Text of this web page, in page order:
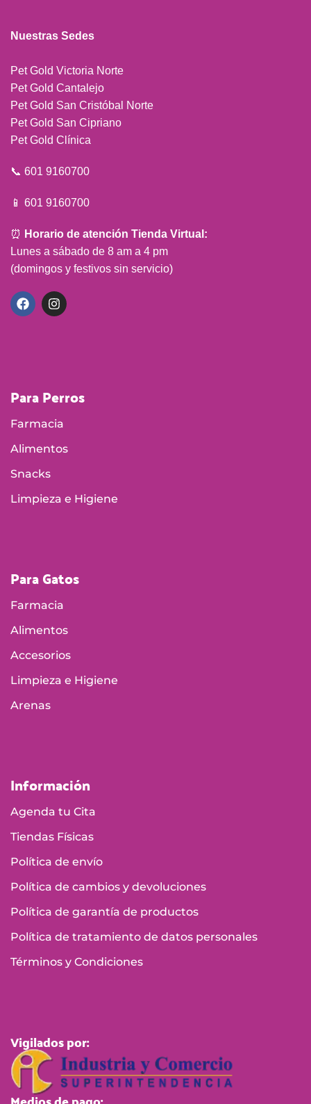
Nuestras Sedes
Pet Gold Victoria Norte
Pet Gold Cantalejo
Pet Gold San Cristóbal Norte
Pet Gold San Cipriano
Pet Gold Clínica
📞 601 9160700
📱 601 9160700
⏰ Horario de atención Tienda Virtual:
Lunes a sábado de 8 am a 4 pm
(domingos y festivos sin servicio)
Para Perros
Farmacia
Alimentos
Snacks
Limpieza e Higiene
Para Gatos
Farmacia
Alimentos
Accesorios
Limpieza e Higiene
Arenas
Información
Agenda tu Cita
Tiendas Físicas
Política de envío
Política de cambios y devoluciones
Política de garantía de productos
Política de tratamiento de datos personales
Términos y Condiciones
Vigilados por: